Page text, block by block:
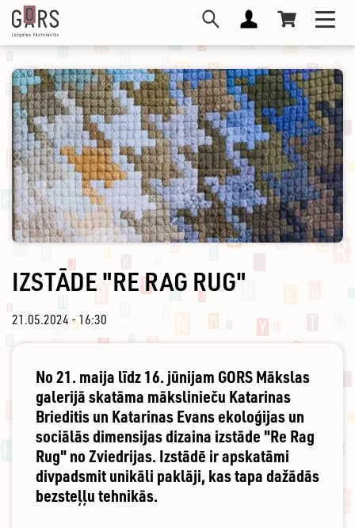
Pārlekt
galveno
saturu
IZSTĀDE "RE RAG RUG"
21.05.2024 - 16:30
No 21. maija līdz 16. jūnijam GORS Mākslas
galerijā skatāma mākslinieču Katarinas
Brieditis un Katarinas Evans ekoloģijas un
sociālās dimensijas dizaina izstāde "Re Rag
Rug" no Zviedrijas. Izstādē ir apskatāmi
divpadsmit unikāli paklāji, kas tapa dažādās
bezsteļļu tehnikās.